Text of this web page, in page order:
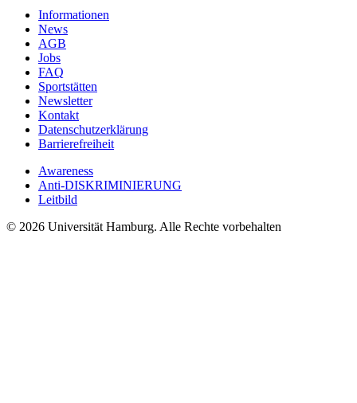
Informationen
News
AGB
Jobs
FAQ
Sportstätten
Newsletter
Kontakt
Datenschutzerklärung
Barrierefreiheit
Awareness
Anti-DISKRIMINIERUNG
Leitbild
© 2026 Universität Hamburg. Alle Rechte vorbehalten